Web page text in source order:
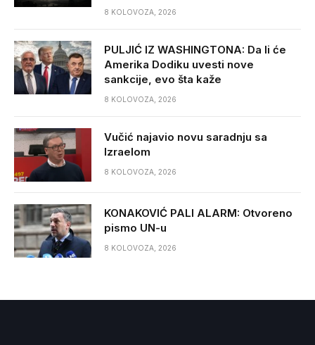
8 KOLOVOZA, 2026
PULJIĆ IZ WASHINGTONA: Da li će
Amerika Dodiku uvesti nove
sankcije, evo šta kaže
8 KOLOVOZA, 2026
Vučić najavio novu saradnju sa
Izraelom
8 KOLOVOZA, 2026
KONAKOVIĆ PALI ALARM: Otvoreno
pismo UN-u
8 KOLOVOZA, 2026